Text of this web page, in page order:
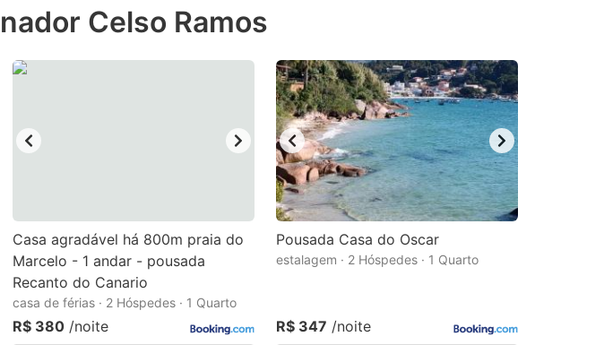
Celso Ramos
Casa agradável há 800m praia do
Marcelo - 1 andar - pousada
Recanto do Canario
casa de férias · 2 Hóspedes · 1 Quarto
R$ 380 /noite
Pousada Casa do Oscar
estalagem · 2 Hóspedes · 1 Quarto
R$ 347 /noite